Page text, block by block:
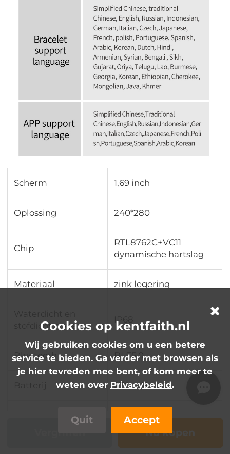
Scherm 1,69 inch
Oplossing 240*280
Chip
RTL8762C+VC11
dynamische hartslag
Materiaal zink legering
stofdicht niveau
IP68
Bluetooth BLE5.0
270mAh
Oplaadmethode:
Magnetisch snel
opladen
Nu kopen
Cookies op kentfaith.nl
Wij gebruiken cookies om u een betere
service te bieden. Ga verder met browsen als
je hier tevreden mee bent, of kom meer te
weten over Privacybeleid.
Quit Accept